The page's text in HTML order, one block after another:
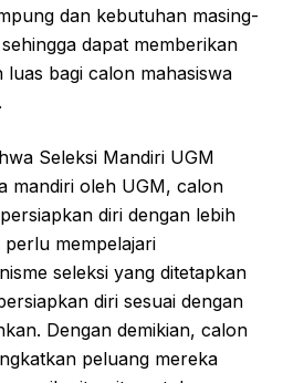
dan kebutuhan masing-
dapat memberikan
luas bagi calon mahasiswa
Seleksi Mandiri UGM
mandiri oleh UGM, calon
diri dengan lebih
perlu mempelajari
seleksi yang ditetapkan
diri sesuai dengan
Dengan demikian, calon
peluang mereka